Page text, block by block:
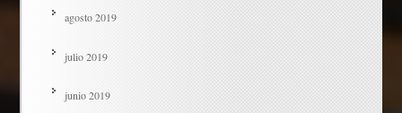
agosto 2019
julio 2019
junio 2019